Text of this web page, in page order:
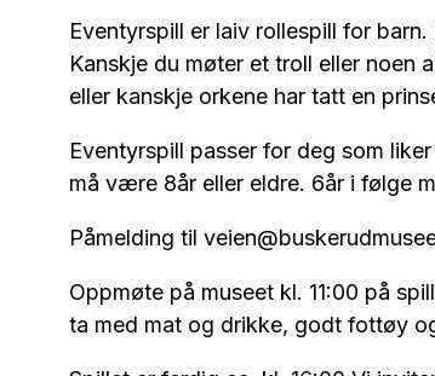
Eventyrspill er laiv rollespill for
Kanskje du møter et troll eller noen
eller kanskje orkene har tatt en
Eventyrspill passer for deg som
må være 8år eller eldre. 6år i følge
Påmelding til
Oppmøte på museet kl. 11:00 på
ta med mat og drikke, godt fottøy